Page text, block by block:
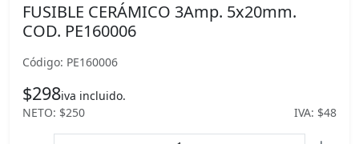
FUSIBLE CERÁMICO 3Amp. 5x20mm.
COD. PE160006
Código: PE160006
$298iva incluido.
NETO: $250
IVA: $48